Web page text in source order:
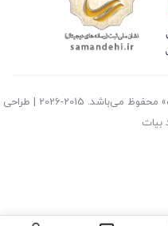
تمامی حقوق مادی و معنوی برای «جانبی تک» محفوظ می‌باشد. 2015-2026 | طراحی
بیات